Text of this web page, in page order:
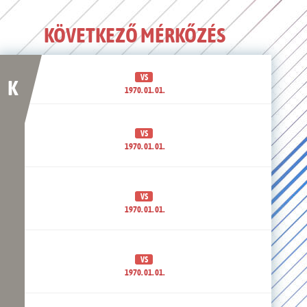
KÖVETKEZŐ MÉRKŐZÉS
K
VS
1970. 01. 01.
VS
1970. 01. 01.
VS
1970. 01. 01.
VS
1970. 01. 01.